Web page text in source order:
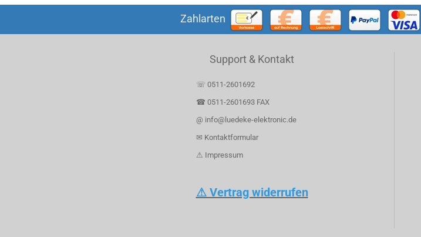
Zahlarten
Support & Kontakt
☏ 0511-2601692
☎ 0511-2601693 FAX
@ info@luedeke-elektronic.de
✉ Kontaktformular
⚠ Impressum
⚠ Vertrag widerrufen